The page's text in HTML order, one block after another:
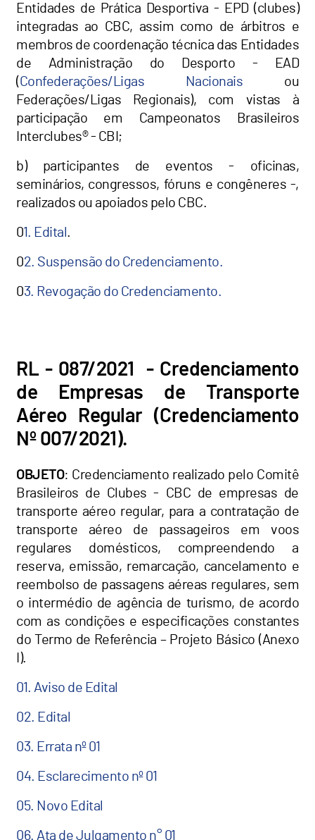
Entidades de Prática Desportiva - EPD (clubes)
integradas ao CBC, assim como de árbitros e
membros de coordenação técnica das Entidades
de Administração do Desporto - EAD
(Confederações/Ligas Nacionais ou
Federações/Ligas Regionais), com vistas à
participação em Campeonatos Brasileiros
Interclubes® - CBI;
b) participantes de eventos - oficinas,
seminários, congressos, fóruns e congêneres -,
realizados ou apoiados pelo CBC.
01. Edital .
02. Suspensão do Credenciamento.
03. Revogação do Credenciamento.
RL - 087/2021 - Credenciamento
de Empresas de Transporte
Aéreo Regular (Credenciamento
Nº 007/2021).
OBJETO: Credenciamento realizado pelo Comitê
Brasileiros de Clubes - CBC de empresas de
transporte aéreo regular, para a contratação de
transporte aéreo de passageiros em voos
regulares domésticos, compreendendo a
reserva, emissão, remarcação, cancelamento e
reembolso de passagens aéreas regulares, sem
o intermédio de agência de turismo, de acordo
com as condições e especificações constantes
do Termo de Referência – Projeto Básico (Anexo
I).
01. Aviso de Edital
02. Edital
03. Errata nº 01
04. Esclarecimento nº 01
05. Novo Edital
06. Ata de Julgamento n° 01